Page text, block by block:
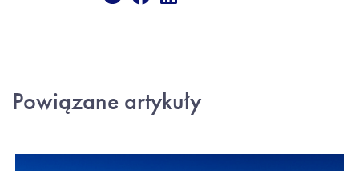
Powiązane artykuły